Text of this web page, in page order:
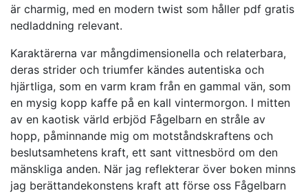
är charmig, med en modern twist som håller pdf gratis
nedladdning relevant.
Karaktärerna var mångdimensionella och relaterbara,
deras strider och triumfer kändes autentiska och
hjärtliga, som en varm kram från en gammal vän, som
en mysig kopp kaffe på en kall vintermorgon. I mitten
av en kaotisk värld erbjöd Fågelbarn en stråle av
hopp, påminnande mig om motståndskraftens och
beslutsamhetens kraft, ett sant vittnesbörd om den
mänskliga anden. När jag reflekterar över boken minns
jag berättandekonstens kraft att förse oss Fågelbarn